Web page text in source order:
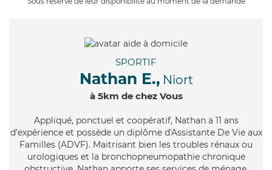
SPORTIF
Nathan E., Niort
à 5km de chez Vous
Appliqué, ponctuel et coopératif, Nathan a 11 ans
d'expérience et possède un diplôme d'Assistante De Vie aux
Familles (ADVF). Maitrisant bien les troubles rénaux ou
urologiques et la bronchopneumopathie chronique